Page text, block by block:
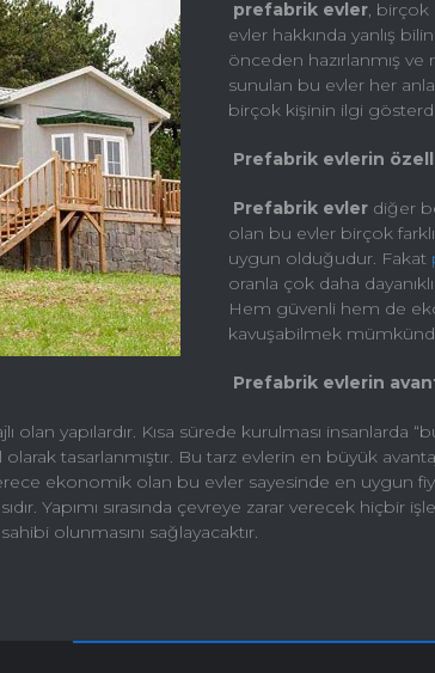
prefabrik evler, birçok
evler hakkında yanlış
önceden hazırlanmış
sunulan bu evler her
birçok kişinin ilgi
Prefabrik evlerin
Prefabrik evler diğer
olan bu evler birçok
uygun olduğudur. Fakat
oranla çok daha
Hem güvenli hem de
kavuşabilmek
Prefabrik evlerin
olan yapılardır. Kısa sürede kurulması
tasarlanmıştır. Bu tarz evlerin en büyük
ekonomik olan bu evler sayesinde en
Yapımı sırasında çevreye zarar verecek
olunmasını sağlayacaktır.